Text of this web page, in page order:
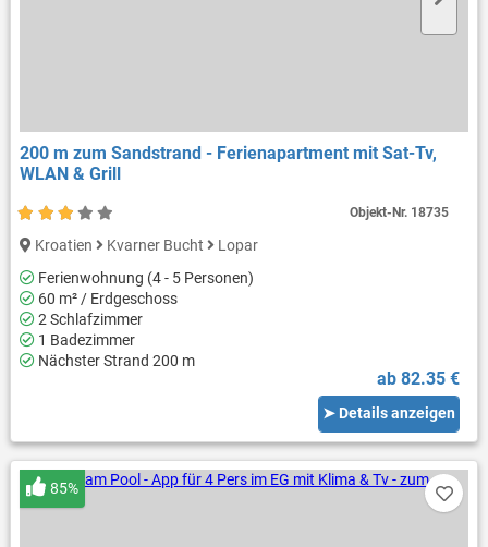
200 m zum Sandstrand - Ferienapartment mit Sat-Tv,
WLAN & Grill
Kroatien Kvarner Bucht
Lopar
Ferienwohnung (4 - 5 Personen)
60 m² / Erdgeschoss
2 Schlafzimmer
1 Badezimmer
Nächster Strand 200 m
ab 82.35 €
➤ Details anzeigen
Objekt-Nr. 18735
85%